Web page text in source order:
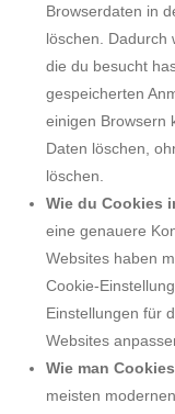
Browserdaten in
löschen. Dadurch
die du besucht
gespeicherten
einigen Browsern
Daten löschen,
löschen.
Wie du Cookies
eine genauere
Websites haben
Cookie-
Einstellungen für
Websites
Wie man
meisten